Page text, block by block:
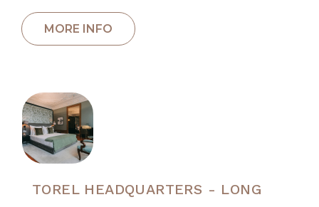
TOREL HEADQUARTERS - LONG